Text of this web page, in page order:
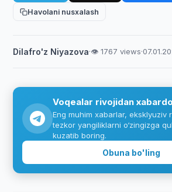
Havolani nusxalash
Dilafro'z Niyazova·👁 1767 views·
Voqealar rivojidan
Eng muhim xabarlar, eksklyuziv
tezkor yangiliklarni o‘zingizga
kuzatib boring.
Obuna bo'ling